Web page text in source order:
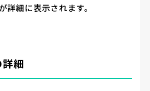
詳細に表示されます。
細